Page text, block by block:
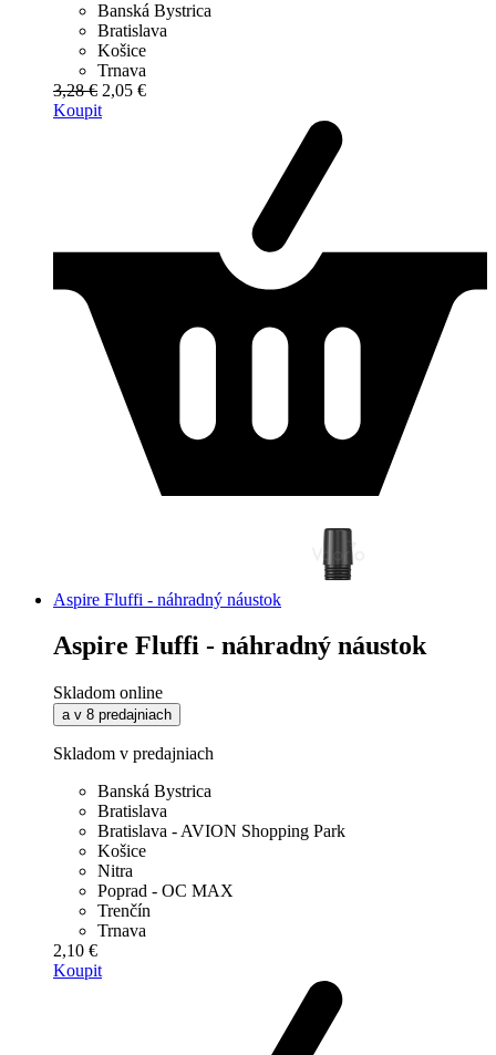
Banská Bystrica
Bratislava
Košice
Trnava
3,28 € 2,05 €
Koupit
Aspire Fluffi - náhradný náustok
Aspire Fluffi - náhradný náustok
Skladom online
a v 8 predajniach
Skladom v predajniach
Banská Bystrica
Bratislava
Bratislava - AVION Shopping Park
Košice
Nitra
Poprad - OC MAX
Trenčín
Trnava
2,10 €
Koupit